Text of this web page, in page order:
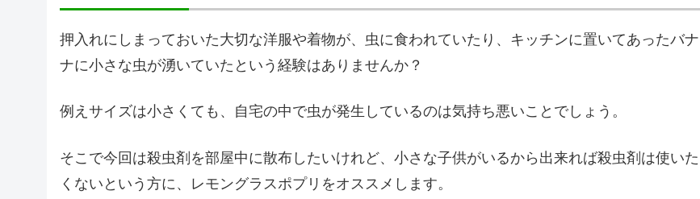
押入れにしまっておいた大切な洋服や着物が、虫に食われていたり、キッチンに置いてあったバナ
ナに小さな虫が湧いていたという経験はありませんか？
例えサイズは小さくても、自宅の中で虫が発生しているのは気持ち悪いことでしょう。
そこで今回は殺虫剤を部屋中に散布したいけれど、小さな子供がいるから出来れば殺虫剤は使いた
くないという方に、レモングラスポプリをオススメします。